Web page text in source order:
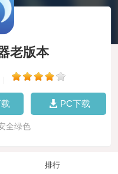
老版本
PC下载
全绿色
排行